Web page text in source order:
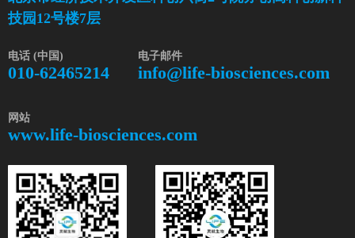
电话 (中国)
010-62465214
电子邮件
info@life-biosciences.com
技园12号楼7层
网站
www.life-biosciences.com